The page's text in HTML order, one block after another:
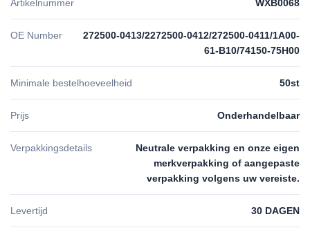
Artikelnummer WXB0068
OE Number
272500-0413/2272500-0412/272500-0411/1A00-
61-B10/74150-75H00
Minimale bestelhoeveelheid 50st
Prijs Onderhandelbaar
Verpakkingsdetails
Neutrale verpakking en onze eigen
merkverpakking of aangepaste
verpakking volgens uw vereiste.
Levertijd 30 DAGEN